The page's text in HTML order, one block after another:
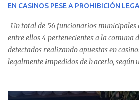
evolución favorable. No obstante,
EN CASINOS PESE A PROHIBICIÓN
Un total de 56 funcionarios municipales
entre ellos 4 pertenecientes a la comuna
detectados realizando apuestas en
legalmente impedidos de hacerlo, según
estableció que estos funcionarios